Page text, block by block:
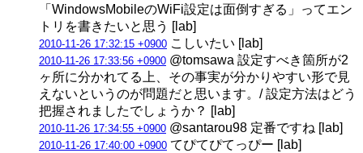
「WindowsMobileのWiFi設定は面倒すぎる」ってエン
トリを書きたいと思う [lab]
2010-11-26 17:32:15 +0900 こしいたい [lab]
2010-11-26 17:33:56 +0900 @tomsawa 設定すべき箇所が2
ヶ所に分かれてる上、その事実が分かりやすい形で見
えないというのが問題だと思います。/ 設定方法はどう
把握されましたでしょうか？ [lab]
2010-11-26 17:34:55 +0900 @santarou98 定番ですね [lab]
2010-11-26 17:40:00 +0900 てぴてぴてっぴー [lab]